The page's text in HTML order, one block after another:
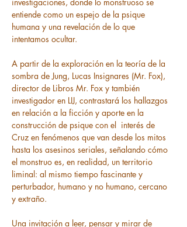
entiende como un espejo de la psique
humana y una revelación de lo que
intentamos ocultar.
A partir de la exploración en la teoría de la
sombra de Jung, Lucas Insignares (Mr. Fox),
director de Libros Mr. Fox y también
investigador en LIJ, contrastará los hallazgos
en relación a la ficción y aporte en la
construcción de psique con el  interés de
Cruz en fenómenos que van desde los mitos
hasta los asesinos seriales, señalando cómo
el monstruo es, en realidad, un territorio
liminal: al mismo tiempo fascinante y
perturbador, humano y no humano, cercano
y extraño.
Una invitación a leer, pensar y mirar de